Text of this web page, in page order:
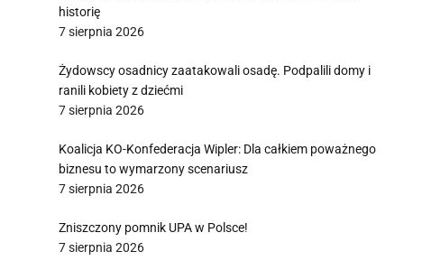
historię
7 sierpnia 2026
Żydowscy osadnicy zaatakowali osadę. Podpalili domy i
ranili kobiety z dziećmi
7 sierpnia 2026
Koalicja KO-Konfederacja Wipler: Dla całkiem poważnego
biznesu to wymarzony scenariusz
7 sierpnia 2026
Zniszczony pomnik UPA w Polsce!
7 sierpnia 2026